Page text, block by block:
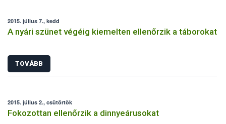
2015. július 7., kedd
A nyári szünet végéig kiemelten ellenőrzik a táborokat
TOVÁBB
2015. július 2., csütörtök
Fokozottan ellenőrzik a dinnyeárusokat